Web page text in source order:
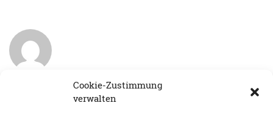
Cookie-Zustimmung
verwalten